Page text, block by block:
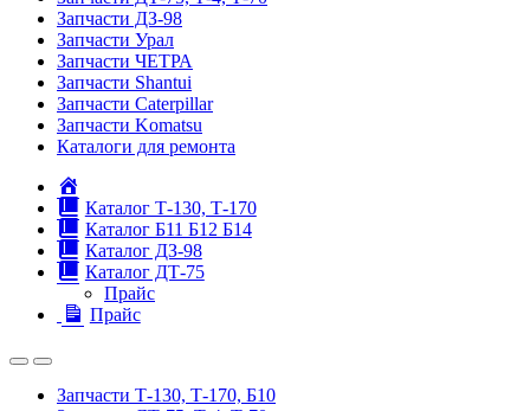
Запчасти ДЗ-98
Запчасти Урал
Запчасти ЧЕТРА
Запчасти Shantui
Запчасти Caterpillar
Запчасти Komatsu
Каталоги для ремонта
Каталог Т-130, Т-170
Каталог Б11 Б12 Б14
Каталог ДЗ-98
Каталог ДТ-75
Прайс
Прайс
Запчасти Т-130, Т-170, Б10